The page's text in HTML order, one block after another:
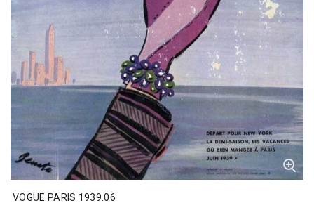
VOGUE PARIS 1939.06